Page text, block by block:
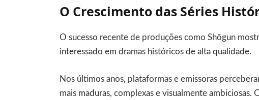
O Crescimento das Séries
O sucesso recente de produções como Shōgun
interessado em dramas históricos de alta qualidade.
Nos últimos anos, plataformas e emissoras
mais maduras, complexas e visualmente